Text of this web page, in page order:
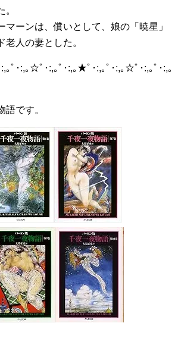
マーンは、償いとして、娘の「暁星」
老人の妻とした。
ﾟ･:,｡☆ﾟ･:,｡ﾟ･:,｡★ﾟ･:,｡ﾟ･:,｡☆ﾟ･:,｡ﾟ･:,｡
語です。